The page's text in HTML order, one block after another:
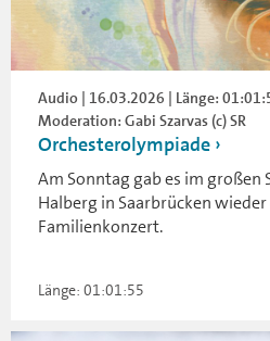
Audio | 16.03.2026 | Länge:
Moderation: Gabi Szarvas (c) SR
Orchesterolympiade
Am Sonntag gab es im großen
Halberg in Saarbrücken
Familienkonzert.
Länge: 01:01:55